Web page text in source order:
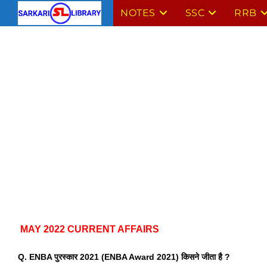
NOTES SSC RRB
MAY 2022 CURRENT AFFAIRS
Q. ENBA पुरस्कार 2021 (ENBA Award 2021) किसने जीता है ?